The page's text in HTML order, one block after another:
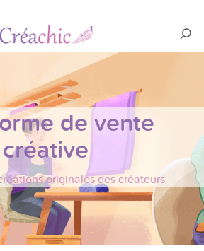
de vente
créative
originales des créateurs